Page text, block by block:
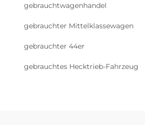
gebrauchtwagenhandel
gebrauchter Mittelklassewagen
gebrauchter 44er
gebrauchtes Hecktrieb-Fahrzeug